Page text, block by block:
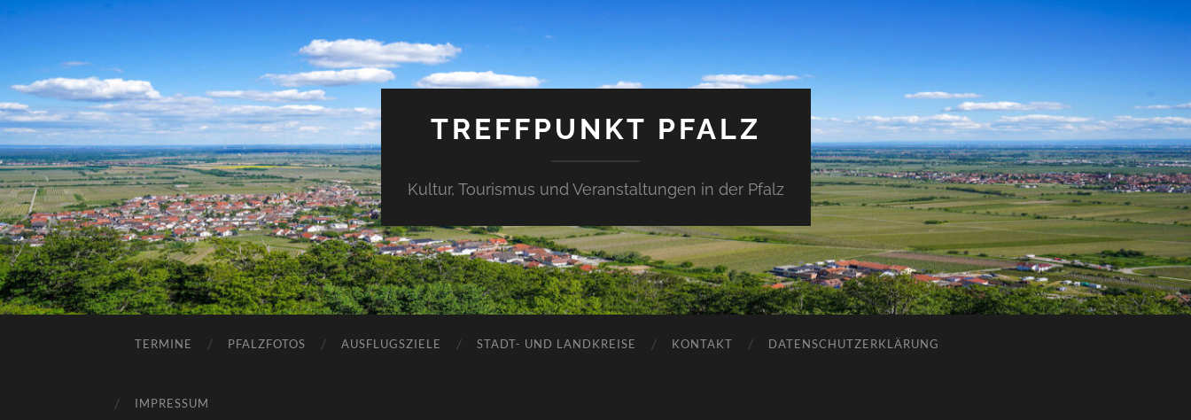
TREFFPUNKT PFALZ
Kultur, Tourismus und Veranstaltungen in der Pfalz
TERMINE PFALZFOTOS AUSFLUGSZIELE STADT- UND LANDKREISE KONTAKT DATENSCHUTZERKLÄRUNG
IMPRESSUM